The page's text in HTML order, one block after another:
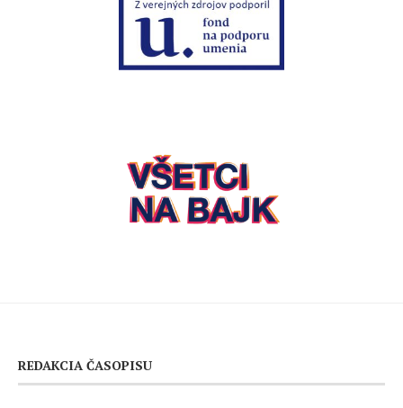
REDAKCIA ČASOPISU